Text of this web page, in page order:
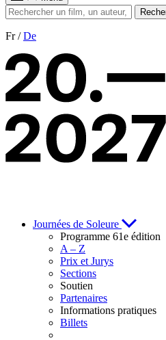
Fr /De
Journées de Soleure
Programme 61e édition
A – Z
Prix et Jurys
Sections
Soutien
Partenaires
Informations pratiques
Billets